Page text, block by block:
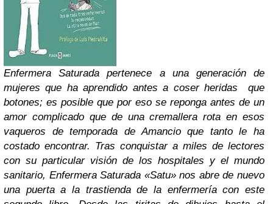
Enfermera Saturada pertenece a una generación de
mujeres que ha aprendido antes a coser heridas que
botones; es posible que por eso se reponga antes de un
amor complicado que de una cremallera rota en esos
vaqueros de temporada de Amancio que tanto le ha
costado encontrar. Tras conquistar a miles de lectores
con su particular visión de los hospitales y el mundo
sanitario, Enfermera Saturada «Satu» nos abre de nuevo
una puerta a la trastienda de la enfermería con este